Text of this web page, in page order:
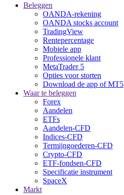
Beleggen
OANDA-rekening
OANDA stocks account
TradingView
Rentepercentage
Mobiele app
Professionele klant
MetaTrader 5
Opties voor storten
Download de app of MT5
Waar te beleggen
Forex
Aandelen
ETFs
Aandelen-CFD
Indices-CFD
Termijngoederen-CFD
Crypto-CFD
ETF-fondsen-CFD
Specificatie instrument
SpaceX
Markt